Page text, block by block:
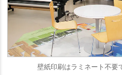
壁紙印刷はラミネート不要